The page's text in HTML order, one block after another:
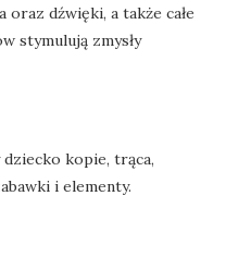
dźwięki, a także całe
stymulują zmysły
kopie, trąca,
i elementy.